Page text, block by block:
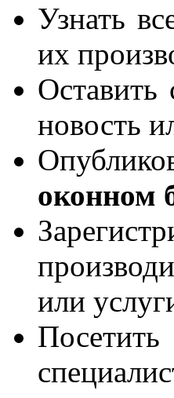
Узнать
их
Оставить
новость
оконном
или